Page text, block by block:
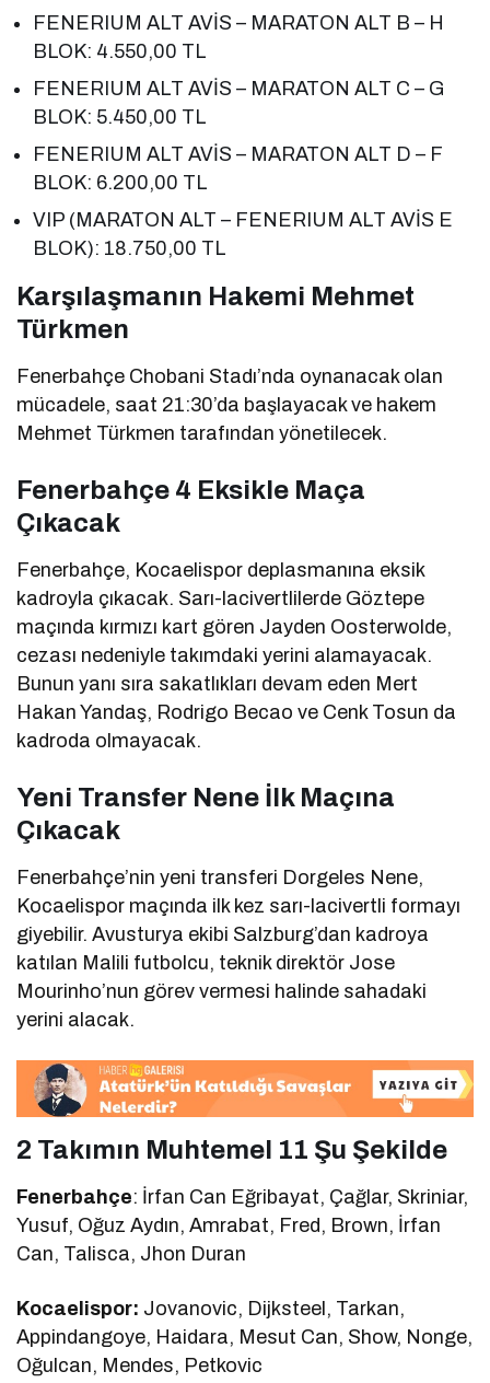
FENERIUM ALT AVİS – MARATON ALT B – H
BLOK: 4.550,00 TL
FENERIUM ALT AVİS – MARATON ALT C – G
BLOK: 5.450,00 TL
FENERIUM ALT AVİS – MARATON ALT D – F
BLOK: 6.200,00 TL
VIP (MARATON ALT – FENERIUM ALT AVİS E
BLOK): 18.750,00 TL
Karşılaşmanın Hakemi Mehmet
Türkmen
Fenerbahçe Chobani Stadı’nda oynanacak olan
mücadele, saat 21:30’da başlayacak ve hakem
Mehmet Türkmen tarafından yönetilecek.
Fenerbahçe 4 Eksikle Maça
Çıkacak
Fenerbahçe, Kocaelispor deplasmanına eksik
kadroyla çıkacak. Sarı-lacivertlilerde Göztepe
maçında kırmızı kart gören Jayden Oosterwolde,
cezası nedeniyle takımdaki yerini alamayacak.
Bunun yanı sıra sakatlıkları devam eden Mert
Hakan Yandaş, Rodrigo Becao ve Cenk Tosun da
kadroda olmayacak.
Yeni Transfer Nene İlk Maçına
Çıkacak
Fenerbahçe’nin yeni transferi Dorgeles Nene,
Kocaelispor maçında ilk kez sarı-lacivertli formayı
giyebilir. Avusturya ekibi Salzburg’dan kadroya
katılan Malili futbolcu, teknik direktör Jose
Mourinho’nun görev vermesi halinde sahadaki
yerini alacak.
2 Takımın Muhtemel 11 Şu Şekilde
Fenerbahçe: İrfan Can Eğribayat, Çağlar, Skriniar,
Yusuf, Oğuz Aydın, Amrabat, Fred, Brown, İrfan
Can, Talisca, Jhon Duran
Kocaelispor: Jovanovic, Dijksteel, Tarkan,
Appindangoye, Haidara, Mesut Can, Show, Nonge,
Oğulcan, Mendes, Petkovic